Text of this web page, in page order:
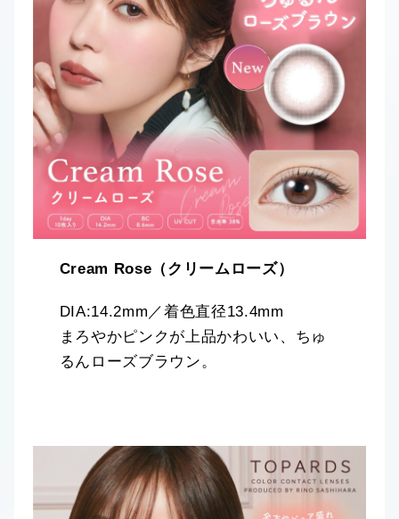
Cream Rose（クリームローズ）
DIA:14.2mm／着色直径13.4mm
まろやかピンクが上品かわいい、ちゅ
るんローズブラウン。